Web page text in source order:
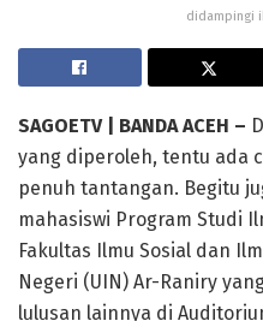
didampingi
SAGOETV | BANDA ACEH –
yang diperoleh, tentu ada
penuh tantangan. Begitu
mahasiswi Program Studi
Fakultas Ilmu Sosial dan
Negeri (UIN) Ar-Raniry
lulusan lainnya di